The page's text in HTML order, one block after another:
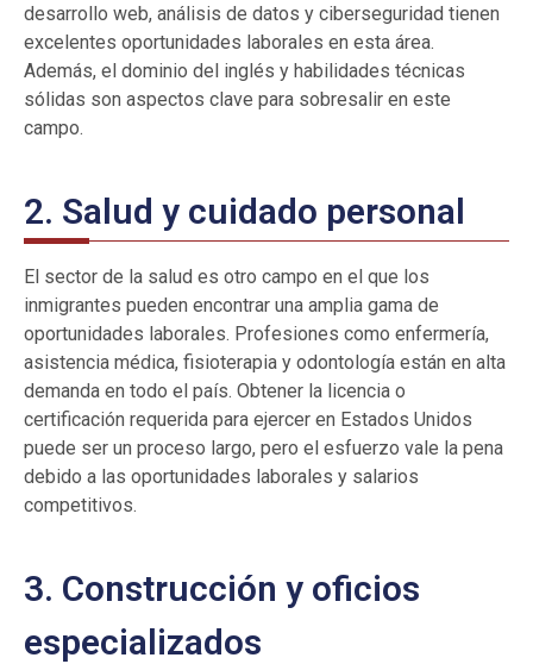
desarrollo web, análisis de datos y ciberseguridad tienen
excelentes oportunidades laborales en esta área.
Además, el dominio del inglés y habilidades técnicas
sólidas son aspectos clave para sobresalir en este
campo.
2. Salud y cuidado personal
El sector de la salud es otro campo en el que los
inmigrantes pueden encontrar una amplia gama de
oportunidades laborales. Profesiones como enfermería,
asistencia médica, fisioterapia y odontología están en alta
demanda en todo el país. Obtener la licencia o
certificación requerida para ejercer en Estados Unidos
puede ser un proceso largo, pero el esfuerzo vale la pena
debido a las oportunidades laborales y salarios
competitivos.
3. Construcción y oficios
especializados